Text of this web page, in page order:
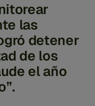
las
detener
de los
el año